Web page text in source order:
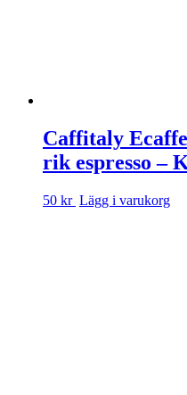
Caffitaly
rik espresso –
50 kr Lägg i varukorg